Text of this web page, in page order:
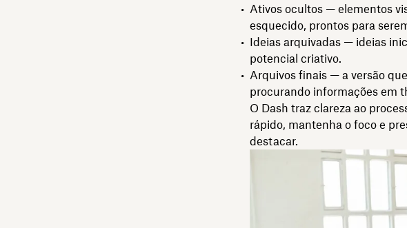
Ativos ocultos — elementos
esquecido, prontos para
Ideias arquivadas — ideias
potencial criativo.
Arquivos finais — a versão
procurando informações em
O Dash traz clareza ao
rápido, mantenha o foco e
destacar.